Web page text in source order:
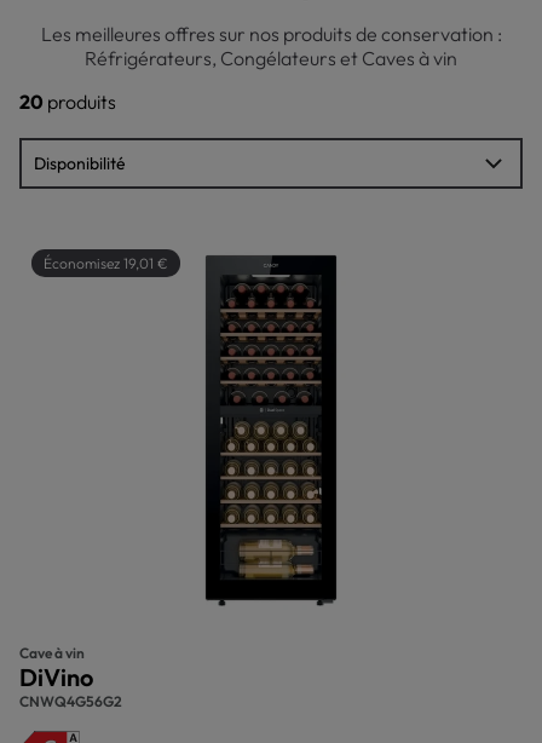
Les meilleures offres sur nos produits de conservation :
Réfrigérateurs, Congélateurs et Caves à vin
20 produits
Économisez 19,01 €
Cave à vin
DiVino
CNWQ4G56G2